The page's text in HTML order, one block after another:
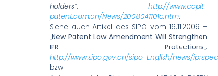
holders“: http://www.ccpit-
patent.com.cn/News/2008041101a.htm.
Siehe auch Artikel des SIPO vom 16.11.2009 –
„New Patent Law Amendment Will Strengthen
IPR Protections„:
http://www.sipo.gov.cn/sipo_English/news/
bzw.